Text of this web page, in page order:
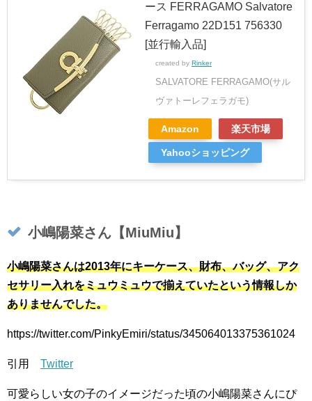
ース FERRAGAMO Salvatore
Ferragamo 22D151 756330
[並行輸入品]
created by Rinker
SALVATORE FERRAGAMO(サル
ヴァトーレフェラガモ)
Amazon 楽天市場
Yahooショッピング
小嶋陽菜さん【MiuMiu】
小嶋陽菜さんは2013年にキーケース、財布、バッグ、アク
セサリー入れをミュウミュウで揃えていたという情報しか
ありませんでした。
https://twitter.com/PinkyEmiri/status/345064013375361024
引用 Twitter
可愛らしい女の子のイメージだった頃の小嶋陽菜さんにぴ